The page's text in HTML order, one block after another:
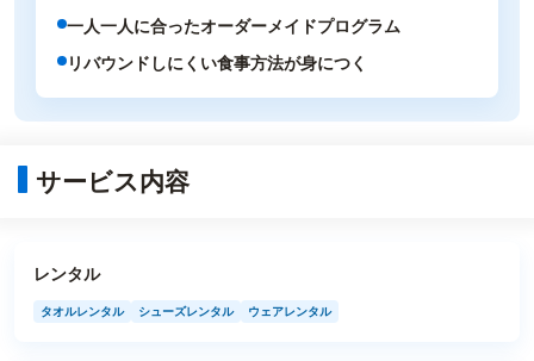
一人一人に合ったオーダーメイドプログラム
リバウンドしにくい食事方法が身につく
サービス内容
レンタル
タオルレンタル シューズレンタル ウェアレンタル